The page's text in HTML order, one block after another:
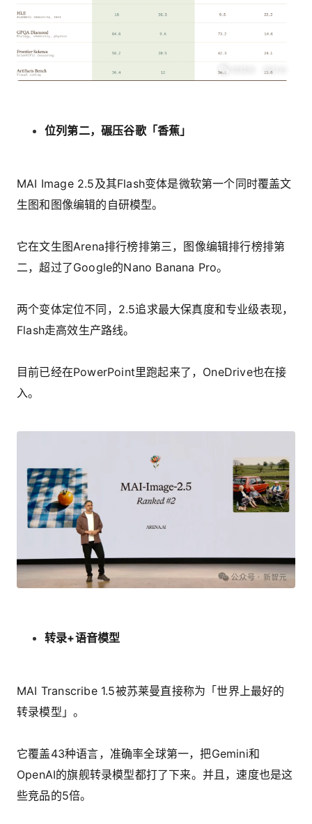
位列第二，碾压谷歌「香蕉」
MAI Image 2.5及其Flash变体是微软第一个同时覆盖文
生图和图像编辑的自研模型。
它在文生图Arena排行榜排第三，图像编辑排行榜排第
二，超过了Google的Nano Banana Pro。
两个变体定位不同，2.5追求最大保真度和专业级表现，
Flash走高效生产路线。
目前已经在PowerPoint里跑起来了，OneDrive也在接
入。
转录+语音模型
MAI Transcribe 1.5被苏莱曼直接称为「世界上最好的
转录模型」。
它覆盖43种语言，准确率全球第一，把Gemini和
OpenAI的旗舰转录模型都打了下来。并且，速度也是这
些竞品的5倍。